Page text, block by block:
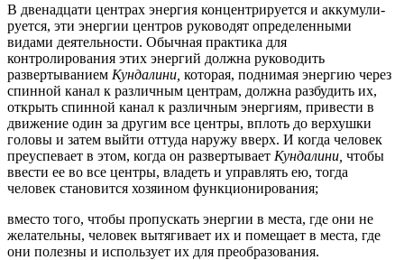
В двенадцати центрах энергия концентрируется и аккумули­
руется, эти энергии центров руководят определенными
видами дея­тельности. Обычная практика для
контролирования этих энергий должна руководить
развертыванием Кундалини, которая, поднимая энергию через
спинной канал к различным центрам, должна разбудить их,
открыть спинной канал к различным энергиям, привести в
движе­ние один за другим все центры, вплоть до верхушки
головы и затем выйти оттуда наружу вверх. И когда человек
преуспевает в этом, когда он развертывает Кундалини, чтобы
ввести ее во все центры, владеть и управлять ею, тогда
человек становится хозяином функционирования;
вместо того, чтобы пропускать энергии в места, где они не
желательны, человек вытягивает их и помещает в места, где
они полезны и исполь­зует их для преобразования.